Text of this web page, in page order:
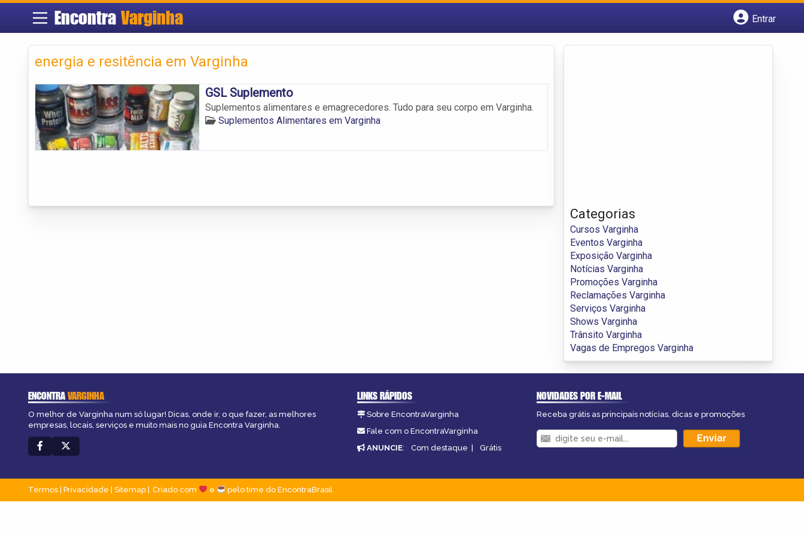
Encontra Varginha
Entrar
energia e resitência em Varginha
GSL Suplemento
Suplementos alimentares e emagrecedores. Tudo para seu corpo em Varginha.
Suplementos Alimentares em Varginha
Categorias
Cursos Varginha
Eventos Varginha
Exposição Varginha
Notícias Varginha
Promoções Varginha
Reclamações Varginha
Serviços Varginha
Shows Varginha
Trânsito Varginha
Vagas de Empregos Varginha
ENCONTRAVARGINHA
O melhor de Varginha num só lugar! Dicas, onde ir, o que fazer, as melhores
empresas, locais, serviços e muito mais no guia Encontra Varginha.
LINKS RÁPIDOS
Sobre EncontraVarginha
Fale com o EncontraVarginha
ANUNCIE: Com destaque | Grátis
NOVIDADES POR E-MAIL
Receba grátis as principais notícias, dicas e promoções
Termos Privacidade Sitemap Criado com e pelo time do EncontraBrasil